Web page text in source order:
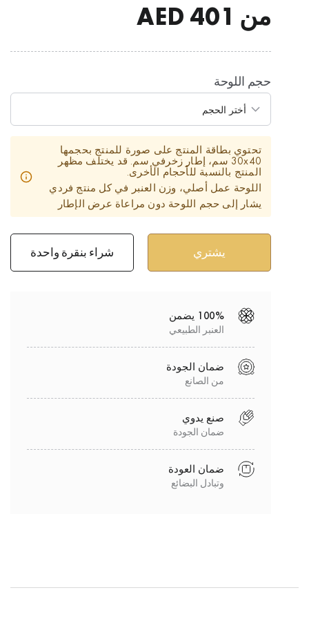
من
حجم اللوحة
تحتوي بطاقة المنتج على صورة للمنتج بحجمها
30x40 سم، إطار زخرفي سم. قد يختلف مظهر
المنتج بالنسبة للأحجام الأخرى.
اللوحة عمل أصلي، وزن العنبر في كل منتج فردي
يشار إلى حجم اللوحة دون مراعاة عرض الإطار
شراء بنقرة واحدة
100% يضمن
العنبر الطبيعي
ضمان الجودة
من الصانع
صنع يدوي
ضمان الجودة
ضمان العودة
وتبادل البضائع